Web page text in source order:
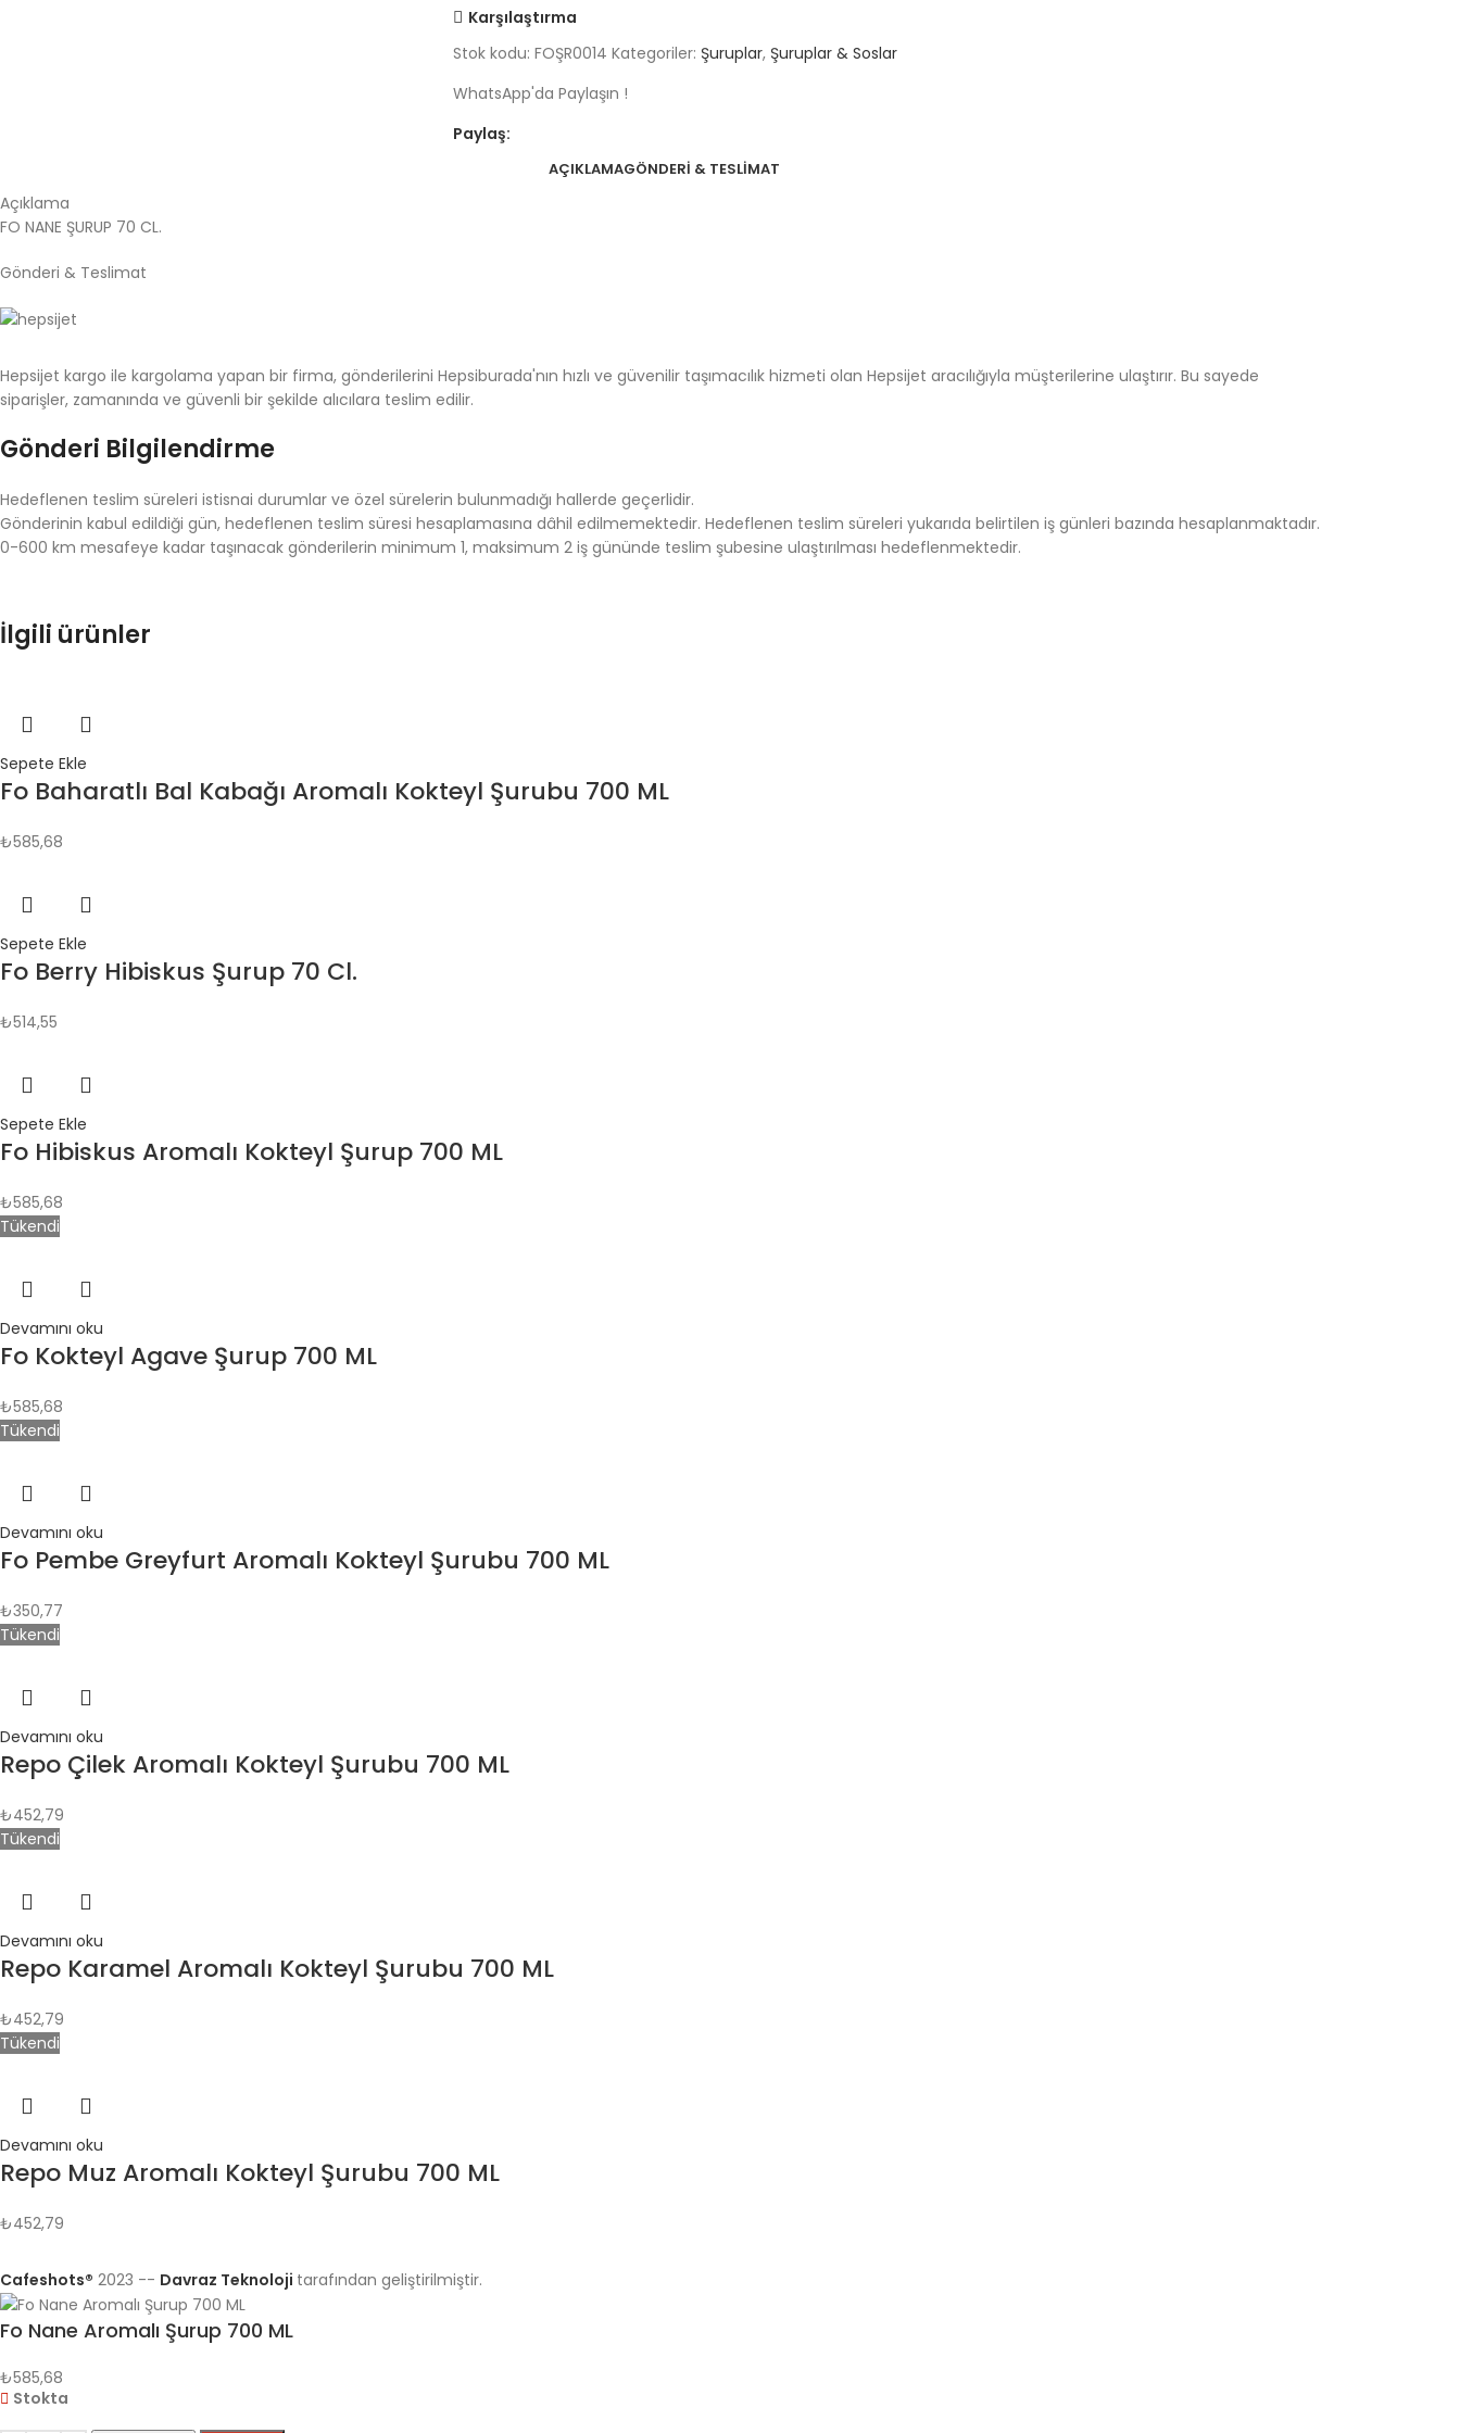
Karşılaştırma
Stok kodu:FOŞR0014Kategoriler: Şuruplar, Şuruplar & Soslar
WhatsApp'da Paylaşın !
Paylaş:
AÇIKLAMAGÖNDERI & TESLIMAT
Açıklama
FO NANE ŞURUP 70 CL.
Gönderi & Teslimat
Hepsijet kargo ile kargolama yapan bir firma, gönderilerini Hepsiburada'nın hızlı ve güvenilir taşımacılık hizmeti olan Hepsijet aracılığıyla müşterilerine ulaştırır. Bu sayede
siparişler, zamanında ve güvenli bir şekilde alıcılara teslim edilir.
Gönderi Bilgilendirme
Hedeflenen teslim süreleri istisnai durumlar ve özel sürelerin bulunmadığı hallerde geçerlidir.
Gönderinin kabul edildiği gün, hedeflenen teslim süresi hesaplamasına dâhil edilmemektedir. Hedeflenen teslim süreleri yukarıda belirtilen iş günleri bazında hesaplanmaktadır.
0-600 km mesafeye kadar taşınacak gönderilerin minimum 1, maksimum 2 iş gününde teslim şubesine ulaştırılması hedeflenmektedir.
İlgili ürünler
Sepete Ekle
Fo Baharatlı Bal Kabağı Aromalı Kokteyl Şurubu 700 ML
₺585,68
Sepete Ekle
Fo Berry Hibiskus Şurup 70 Cl.
₺514,55
Sepete Ekle
Fo Hibiskus Aromalı Kokteyl Şurup 700 ML
₺585,68
Tükendi
Devamını oku
Fo Kokteyl Agave Şurup 700 ML
₺585,68
Tükendi
Devamını oku
Fo Pembe Greyfurt Aromalı Kokteyl Şurubu 700 ML
₺350,77
Tükendi
Devamını oku
Repo Çilek Aromalı Kokteyl Şurubu 700 ML
₺452,79
Tükendi
Devamını oku
Repo Karamel Aromalı Kokteyl Şurubu 700 ML
₺452,79
Tükendi
Devamını oku
Repo Muz Aromalı Kokteyl Şurubu 700 ML
₺452,79
Cafeshots® 2023 -- Davraz Teknoloji tarafından geliştirilmiştir.
Fo Nane Aromalı Şurup 700 ML
₺585,68
Stokta